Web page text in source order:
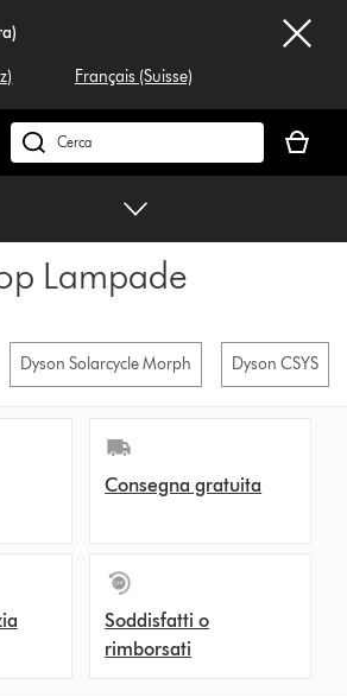
Français (Suisse)
Cerca
su
carrello
è
Lampade
Dyson Solarcycle Morph Dyson CSYS
Consegna gratuita
Soddisfatti o
rimborsati